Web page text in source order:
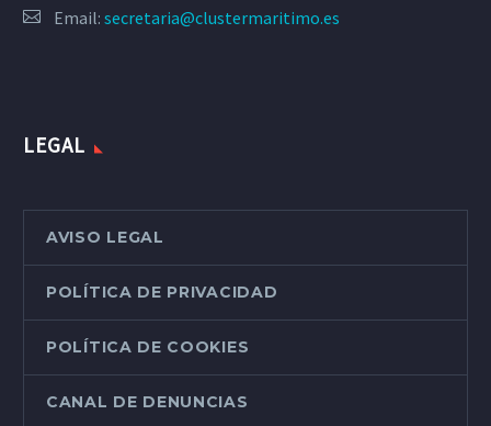
Email: secretaria@clustermaritimo.es
LEGAL
AVISO LEGAL
POLÍTICA DE PRIVACIDAD
POLÍTICA DE COOKIES
CANAL DE DENUNCIAS